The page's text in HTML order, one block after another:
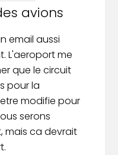
avions
email aussi
L'aeroport me
que le circuit
pour la
modifie pour
serons
mais ca devrait